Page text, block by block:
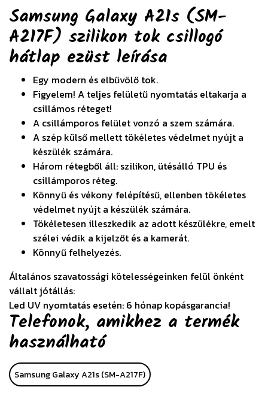
Samsung Galaxy A21s (SM-
A217F) szilikon tok csillogó
hátlap ezüst leírása
Egy modern és elbűvölő tok.
Figyelem! A teljes felületű nyomtatás eltakarja a
csillámos réteget!
A csillámporos felület vonzó a szem számára.
A szép külső mellett tökéletes védelmet nyújt a
készülék számára.
Három rétegből áll: szilikon, ütésálló TPU és
csillámporos réteg.
Könnyű és vékony felépítésű, ellenben tökéletes
védelmet nyújt a készülék számára.
Tökéletesen illeszkedik az adott készülékre, emelt
szélei védik a kijelzőt és a kamerát.
Könnyű felhelyezés.
Általános szavatossági kötelességeinken felül önként
vállalt jótállás:
Led UV nyomtatás esetén: 6 hónap kopásgarancia!
Telefonok, amikhez a termék
használható
Samsung Galaxy A21s (SM-A217F)